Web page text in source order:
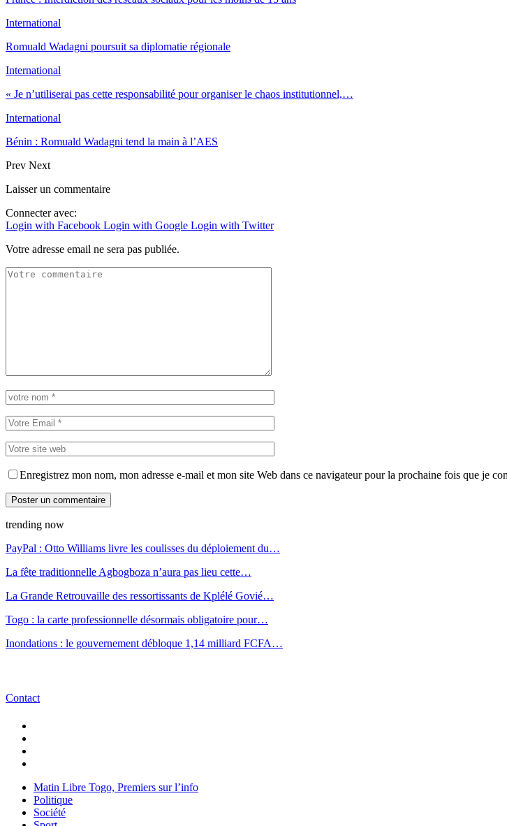
International
Romuald Wadagni poursuit sa diplomatie régionale
International
« Je n’utiliserai pas cette responsabilité pour organiser le chaos institutionnel,…
International
Bénin : Romuald Wadagni tend la main à l’AES
Prev Next
Laisser un commentaire
Connecter avec:
Login with Facebook Login with Google Login with Twitter
Votre adresse email ne sera pas publiée.
Enregistrez mon nom, mon adresse e-mail et mon site Web dans ce navigateur pour la prochaine fois que je
trending now
PayPal : Otto Williams livre les coulisses du déploiement du…
La fête traditionnelle Agbogboza n’aura pas lieu cette…
La Grande Retrouvaille des ressortissants de Kplélé Govié…
Togo : la carte professionnelle désormais obligatoire pour…
Inondations : le gouvernement débloque 1,14 milliard FCFA…
Contact
Matin Libre Togo, Premiers sur l’info
Politique
Société